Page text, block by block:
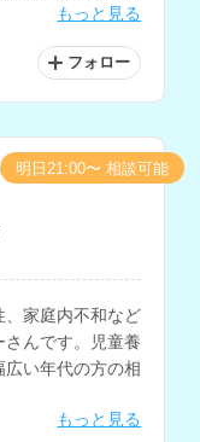
もっと見る
フォロー
、家庭内不和など
んです。児童養
い年代の方の相
もっと見る
明日21:00〜 相談可能